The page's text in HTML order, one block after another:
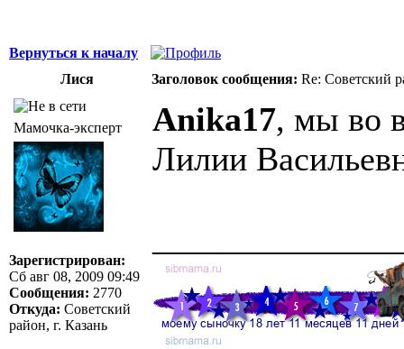
Вернуться к началу
Лися
Заголовок сообщения: Re: Советский
Мамочка-эксперт
Зарегистрирован:
Сб авг 08, 2009 09:49
Сообщения: 2770
Откуда: Советский
район, г. Казань
Anika17, мы во
Лилии